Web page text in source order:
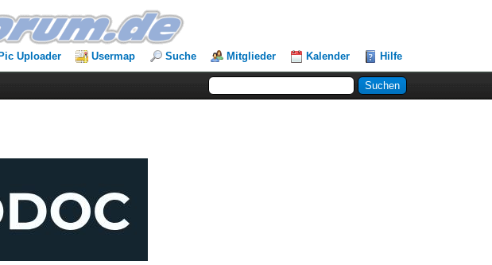
Pic Uploader Usermap Suche Mitglieder Kalender Hilfe